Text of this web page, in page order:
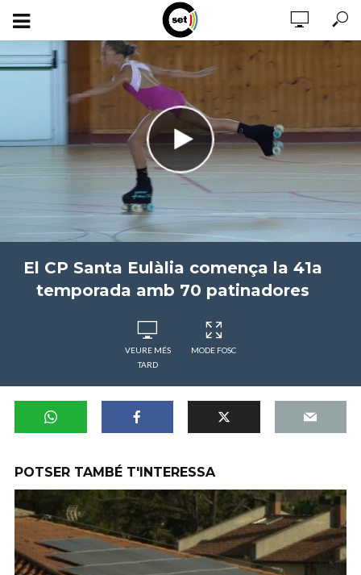
El CP Santa Eulàlia comença la 41a
temporada amb 70 patinadores
VEURE MÉS
TARD
MODE FOSC
POTSER TAMBÉ T'INTERESSA